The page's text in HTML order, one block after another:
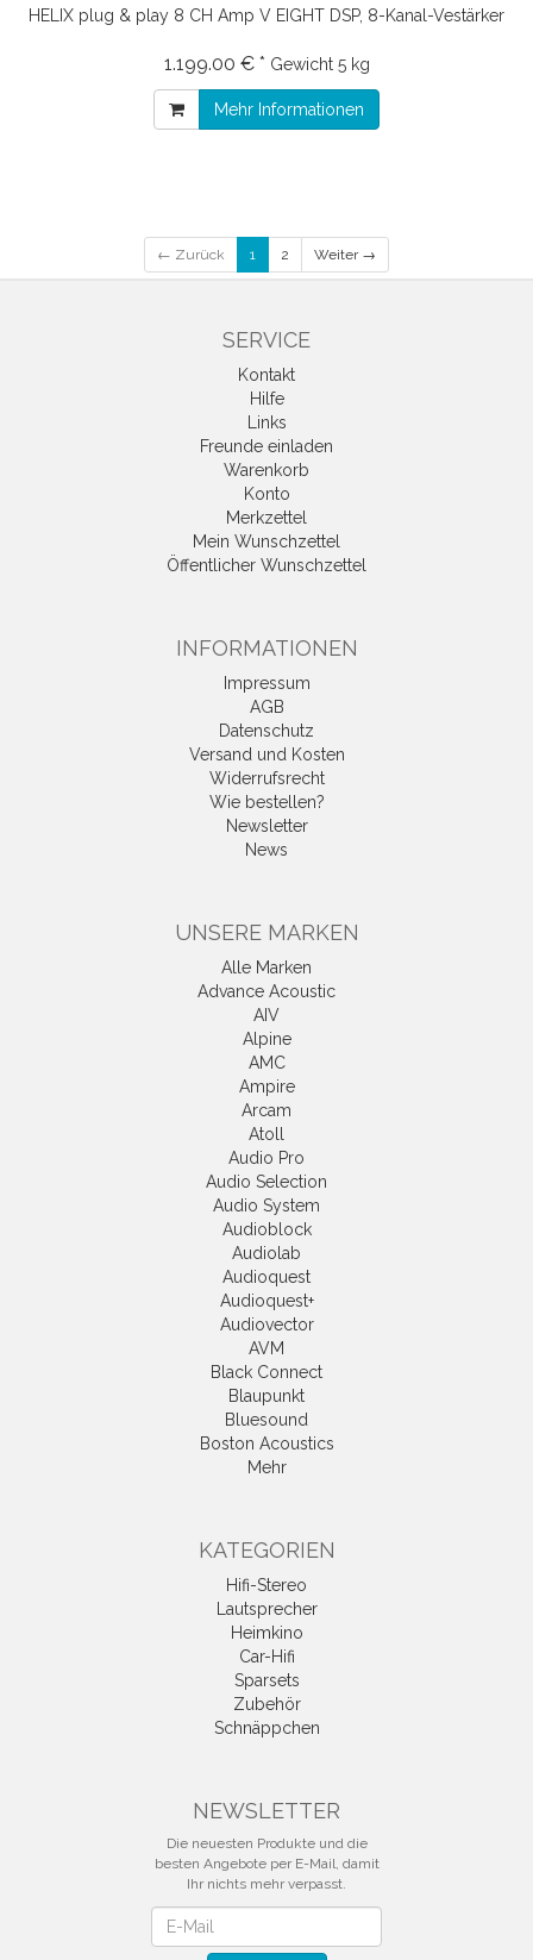
HELIX plug & play 8 CH Amp V EIGHT DSP, 8-Kanal-Vestärker
1.199.00 € * Gewicht 5 kg
Mehr Informationen
← Zurück 1 2 Weiter →
SERVICE
Kontakt
Hilfe
Links
Freunde einladen
Warenkorb
Konto
Merkzettel
Mein Wunschzettel
Öffentlicher Wunschzettel
INFORMATIONEN
Impressum
AGB
Datenschutz
Versand und Kosten
Widerrufsrecht
Wie bestellen?
Newsletter
News
UNSERE MARKEN
Alle Marken
Advance Acoustic
AIV
Alpine
AMC
Ampire
Arcam
Atoll
Audio Pro
Audio Selection
Audio System
Audioblock
Audiolab
Audioquest
Audioquest+
Audiovector
AVM
Black Connect
Blaupunkt
Bluesound
Boston Acoustics
Mehr
KATEGORIEN
Hifi-Stereo
Lautsprecher
Heimkino
Car-Hifi
Sparsets
Zubehör
Schnäppchen
NEWSLETTER
Die neuesten Produkte und die
besten Angebote per E-Mail, damit
Ihr nichts mehr verpasst.